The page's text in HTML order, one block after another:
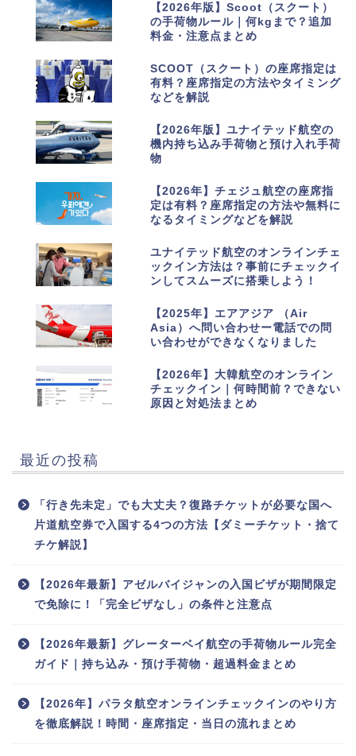
【2026年版】Scoot（スクート）
の手荷物ルール｜何kgまで？追加
料金・注意点まとめ
SCOOT（スクート）の座席指定は
有料？座席指定の方法やタイミング
などを解説
【2026年版】ユナイテッド航空の
機内持ち込み手荷物と預け入れ手荷
物
【2026年】チェジュ航空の座席指
定は有料？座席指定の方法や無料に
なるタイミングなどを解説
ユナイテッド航空のオンラインチェ
ックイン方法は？事前にチェックイ
ンしてスムーズに搭乗しよう！
【2025年】エアアジア （Air
Asia）へ問い合わせー電話での問
い合わせができなくなりました
【2026年】大韓航空のオンライン
チェックイン｜何時間前？できない
原因と対処法まとめ
最近の投稿
「行き先未定」でも大丈夫？復路チケットが必要な国へ
片道航空券で入国する4つの方法【ダミーチケット・捨て
チケ解説】
【2026年最新】アゼルバイジャンの入国ビザが期間限定
で免除に！「完全ビザなし」の条件と注意点
【2026年最新】グレーターベイ航空の手荷物ルール完全
ガイド｜持ち込み・預け手荷物・超過料金まとめ
【2026年】パラタ航空オンラインチェックインのやり方
を徹底解説！時間・座席指定・当日の流れまとめ